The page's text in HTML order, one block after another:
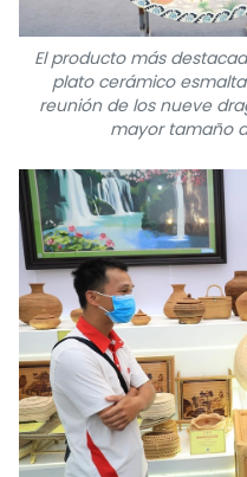
El producto más
plato cerámico
reunión de los nueve
mayor tamaño